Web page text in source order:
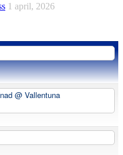
1 april, 2026
@ Vallentuna